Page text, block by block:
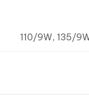
110/9W, 135/